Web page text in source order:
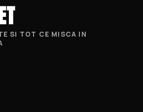
SI TOT CE MISCA IN